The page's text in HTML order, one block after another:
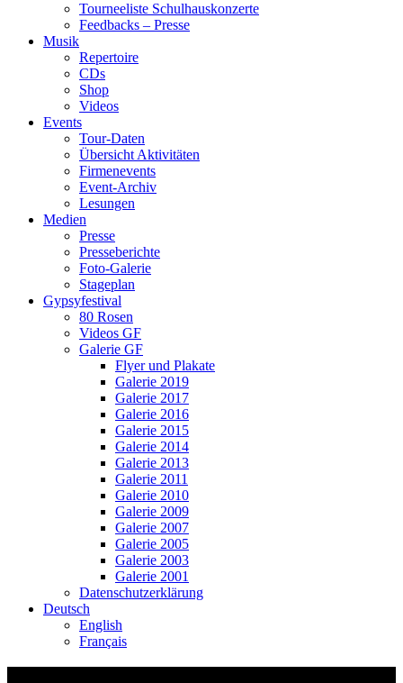
Tourneeliste Schulhauskonzerte
Feedbacks – Presse
Musik
Repertoire
CDs
Shop
Videos
Events
Tour-Daten
Übersicht Aktivitäten
Firmenevents
Event-Archiv
Lesungen
Medien
Presse
Presseberichte
Foto-Galerie
Stageplan
Gypsyfestival
80 Rosen
Videos GF
Galerie GF
Flyer und Plakate
Galerie 2019
Galerie 2017
Galerie 2016
Galerie 2015
Galerie 2014
Galerie 2013
Galerie 2011
Galerie 2010
Galerie 2009
Galerie 2007
Galerie 2005
Galerie 2003
Galerie 2001
Datenschutzerklärung
Deutsch
English
Français